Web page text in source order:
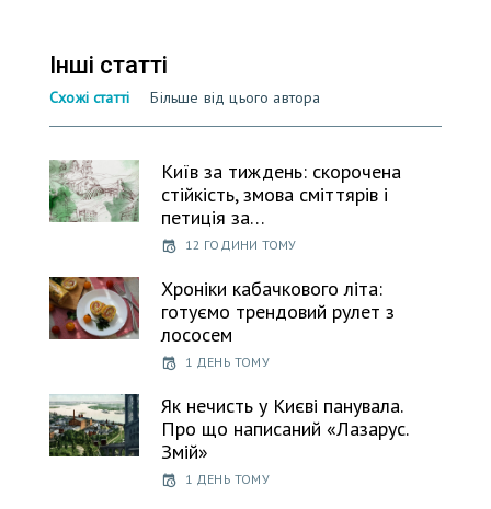
Інші статті
Схожі статті Більше від цього автора
Київ за тиждень: скорочена
стійкість, змова сміттярів і
петиція за…
12 ГОДИНИ ТОМУ
Хроніки кабачкового літа:
готуємо трендовий рулет з
лососем
1 ДЕНЬ ТОМУ
Як нечисть у Києві панувала.
Про що написаний «Лазарус.
Змій»
1 ДЕНЬ ТОМУ